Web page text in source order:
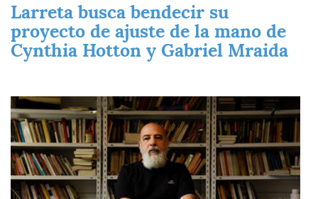
Larreta busca bendecir su
proyecto de ajuste de la mano de
Cynthia Hotton y Gabriel Mraida
Imagen